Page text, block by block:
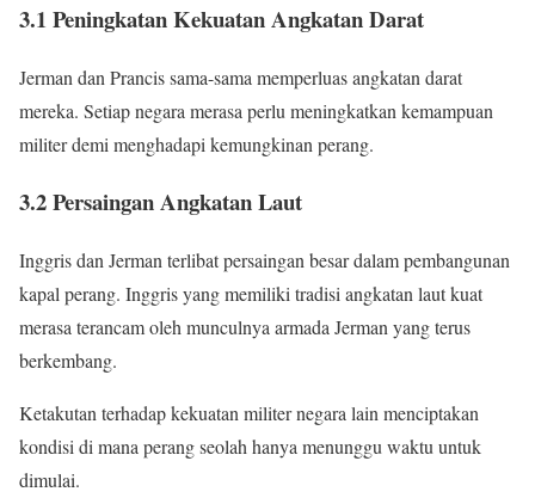
3.1 Peningkatan Kekuatan Angkatan Darat
Jerman dan Prancis sama-sama memperluas angkatan darat
mereka. Setiap negara merasa perlu meningkatkan kemampuan
militer demi menghadapi kemungkinan perang.
3.2 Persaingan Angkatan Laut
Inggris dan Jerman terlibat persaingan besar dalam pembangunan
kapal perang. Inggris yang memiliki tradisi angkatan laut kuat
merasa terancam oleh munculnya armada Jerman yang terus
berkembang.
Ketakutan terhadap kekuatan militer negara lain menciptakan
kondisi di mana perang seolah hanya menunggu waktu untuk
dimulai.